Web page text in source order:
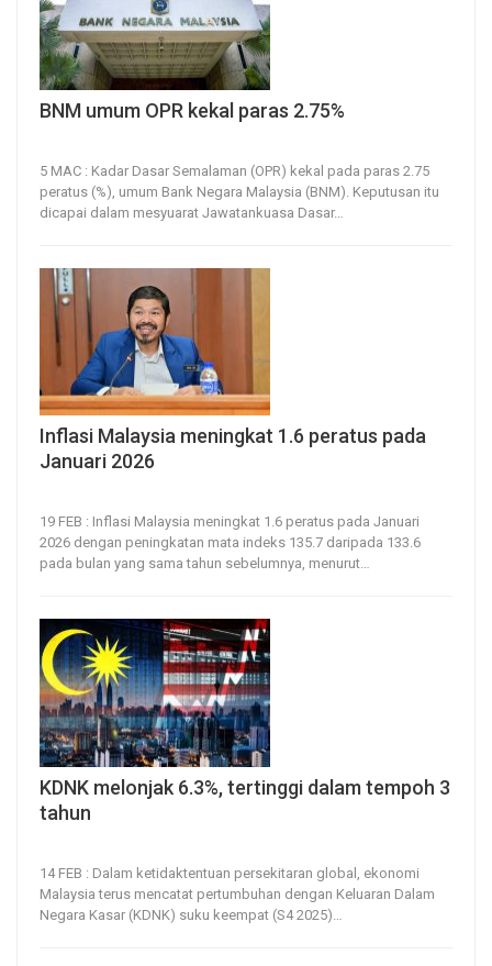
BNM umum OPR kekal paras 2.75%
5 MAC : Kadar Dasar Semalaman (OPR) kekal pada paras 2.75
peratus (%), umum Bank Negara Malaysia (BNM). Keputusan itu
dicapai dalam mesyuarat Jawatankuasa Dasar…
Inflasi Malaysia meningkat 1.6 peratus pada
Januari 2026
19 FEB : Inflasi Malaysia meningkat 1.6 peratus pada Januari
2026 dengan peningkatan mata indeks 135.7 daripada 133.6
pada bulan yang sama tahun sebelumnya, menurut…
KDNK melonjak 6.3%, tertinggi dalam tempoh 3
tahun
14 FEB : Dalam ketidaktentuan persekitaran global, ekonomi
Malaysia terus mencatat pertumbuhan dengan Keluaran Dalam
Negara Kasar (KDNK) suku keempat (S4 2025)